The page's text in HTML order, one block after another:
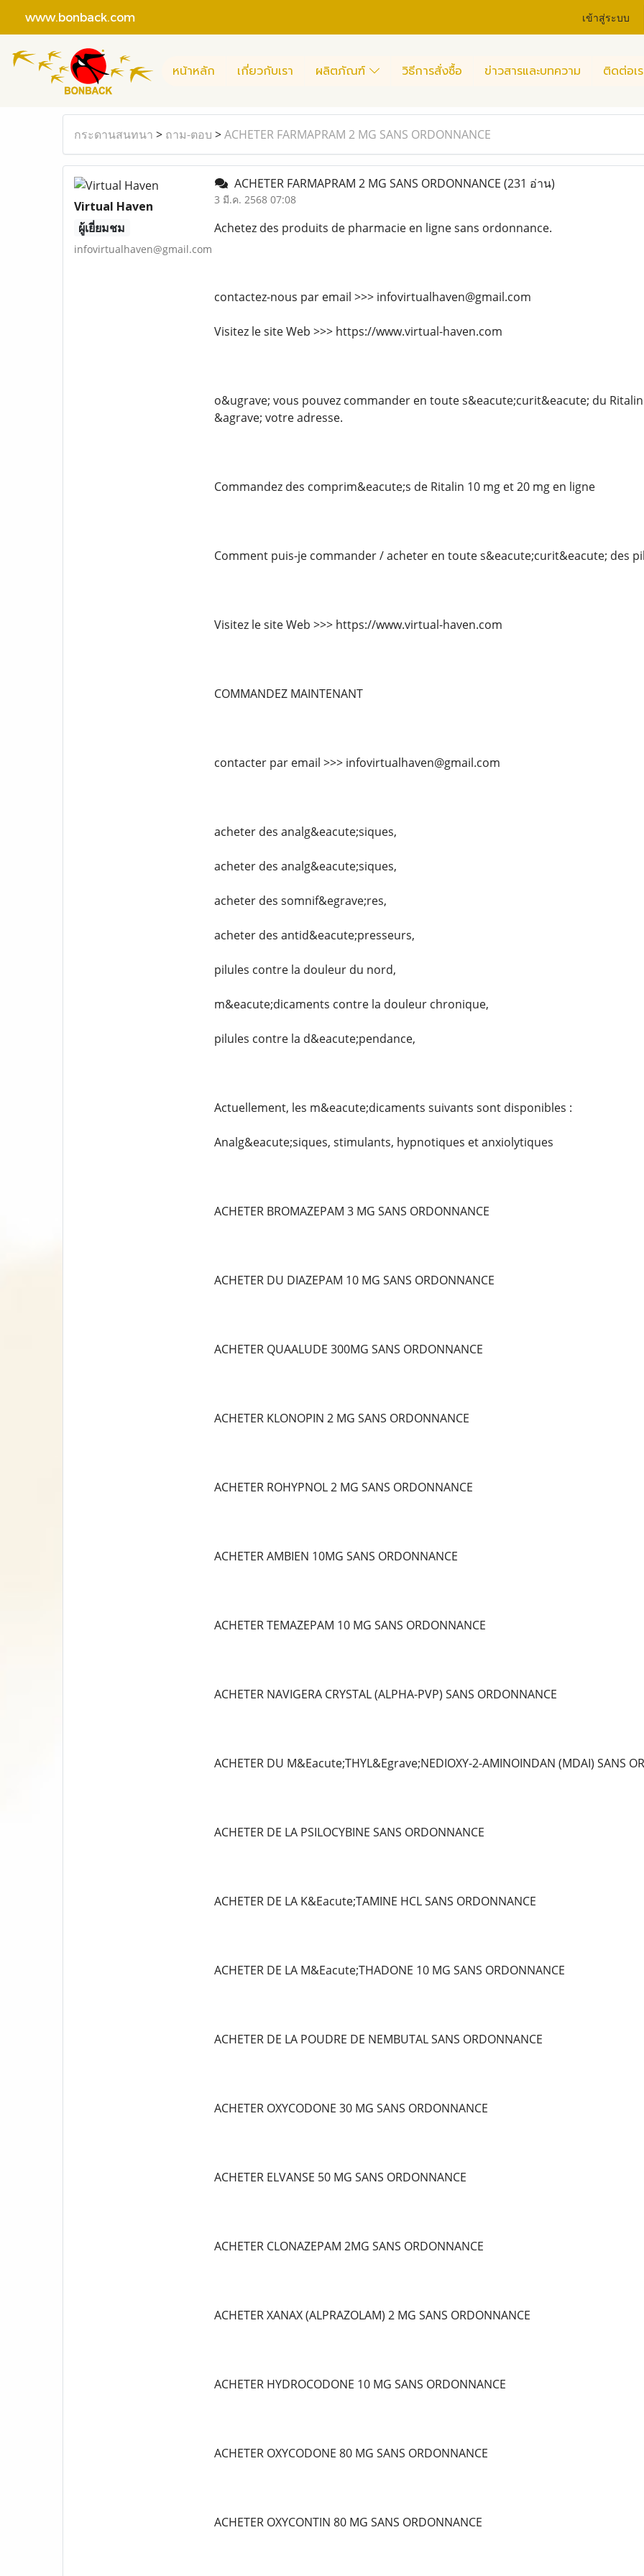
www.bonback.com เข้าสู่ระบบ
หน้าหลัก เกี่ยวกับเรา ผลิตภัณฑ์ วิธีการสั่งซื้อ ข่าวสารและบทความ ติดต่อเ
กระดานสนทนา > ถาม-ตอบ >ACHETER FARMAPRAM 2 MG SANS ORDONNANCE
Virtual Haven
ผู้เยี่ยมชม
infovirtualhaven@gmail.com
ACHETER FARMAPRAM 2 MG SANS ORDONNANCE (231 อ่าน)
3 มี.ค. 2568 07:08
Achetez des produits de pharmacie en ligne sans ordonnance.
contactez-nous par email >>> infovirtualhaven@gmail.com
Visitez le site Web >>> https://www.virtual-haven.com
o&ugrave; vous pouvez commander en toute s&eacute;curit&eacute; du
&agrave; votre adresse.
Commandez des comprim&eacute;s de Ritalin 10 mg et 20 mg en ligne
Comment puis-je commander / acheter en toute s&eacute;curit&eacute; des
Visitez le site Web >>> https://www.virtual-haven.com
COMMANDEZ MAINTENANT
contacter par email >>> infovirtualhaven@gmail.com
acheter des analg&eacute;siques,
acheter des analg&eacute;siques,
acheter des somnif&egrave;res,
acheter des antid&eacute;presseurs,
pilules contre la douleur du nord,
m&eacute;dicaments contre la douleur chronique,
pilules contre la d&eacute;pendance,
Actuellement, les m&eacute;dicaments suivants sont disponibles :
Analg&eacute;siques, stimulants, hypnotiques et anxiolytiques
ACHETER BROMAZEPAM 3 MG SANS ORDONNANCE
ACHETER DU DIAZEPAM 10 MG SANS ORDONNANCE
ACHETER QUAALUDE 300MG SANS ORDONNANCE
ACHETER KLONOPIN 2 MG SANS ORDONNANCE
ACHETER ROHYPNOL 2 MG SANS ORDONNANCE
ACHETER AMBIEN 10MG SANS ORDONNANCE
ACHETER TEMAZEPAM 10 MG SANS ORDONNANCE
ACHETER NAVIGERA CRYSTAL (ALPHA-PVP) SANS ORDONNANCE
ACHETER DU M&Eacute;THYL&Egrave;NEDIOXY-2-AMINOINDAN (MDAI) SANS
ACHETER DE LA PSILOCYBINE SANS ORDONNANCE
ACHETER DE LA K&Eacute;TAMINE HCL SANS ORDONNANCE
ACHETER DE LA M&Eacute;THADONE 10 MG SANS ORDONNANCE
ACHETER DE LA POUDRE DE NEMBUTAL SANS ORDONNANCE
ACHETER OXYCODONE 30 MG SANS ORDONNANCE
ACHETER ELVANSE 50 MG SANS ORDONNANCE
ACHETER CLONAZEPAM 2MG SANS ORDONNANCE
ACHETER XANAX (ALPRAZOLAM) 2 MG SANS ORDONNANCE
ACHETER HYDROCODONE 10 MG SANS ORDONNANCE
ACHETER OXYCODONE 80 MG SANS ORDONNANCE
ACHETER OXYCONTIN 80 MG SANS ORDONNANCE